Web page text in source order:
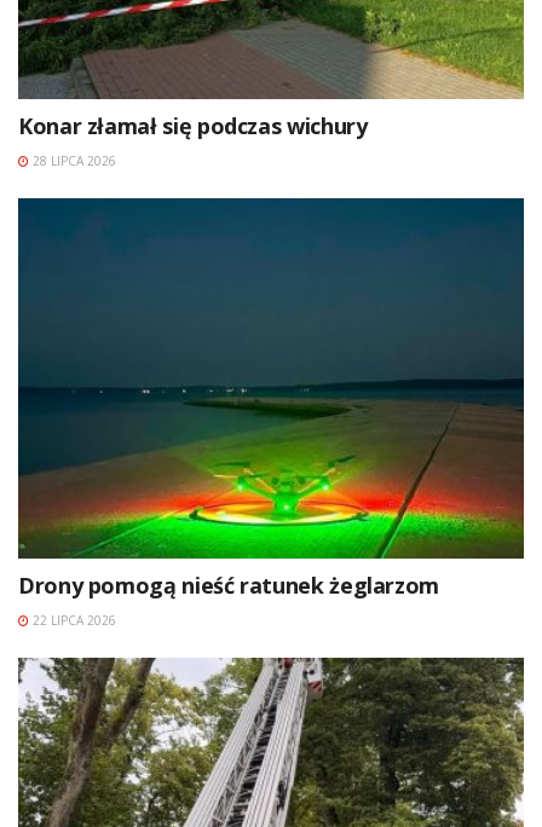
Konar złamał się podczas wichury
28 LIPCA 2026
Drony pomogą nieść ratunek żeglarzom
22 LIPCA 2026